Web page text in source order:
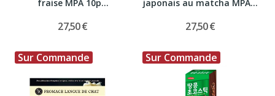
fraise MPA 10p...
27,50 €
japonais au matcha MPA...
27,50 €
Sur Commande Sur Commande